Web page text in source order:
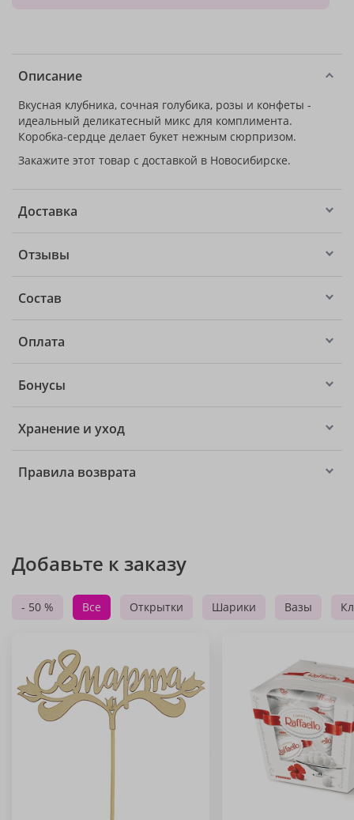
Описание
Вкусная клубника, сочная голубика, розы и конфеты -
идеальный деликатесный микс для комплимента.
Коробка-сердце делает букет нежным сюрпризом.
Закажите этот товар с доставкой в Новосибирске.
Доставка
Отзывы
Состав
Оплата
Бонусы
Хранение и уход
Правила возврата
Добавьте к заказу
- 50 % Все Открытки Шарики Вазы